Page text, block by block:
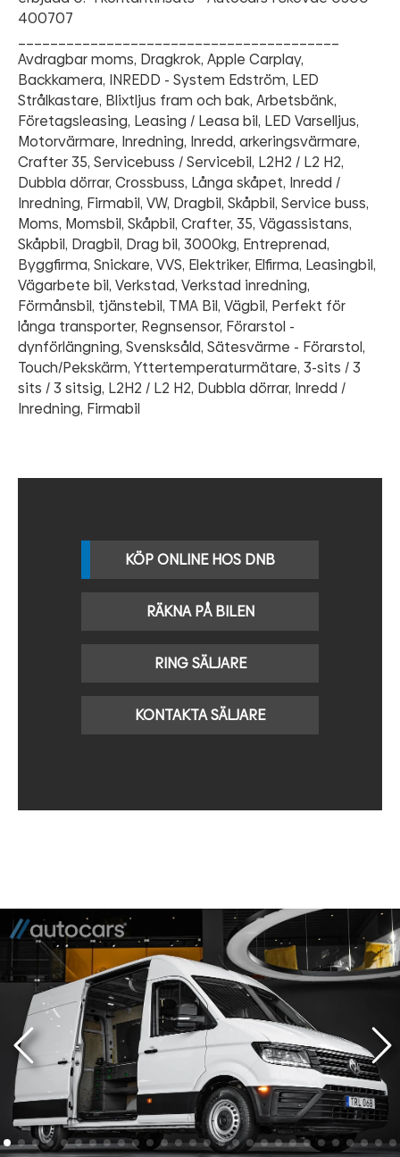
400707
________________________________________
Avdragbar moms, Dragkrok, Apple Carplay,
Backkamera, INREDD - System Edström, LED
Strålkastare, Blixtljus fram och bak, Arbetsbänk,
Företagsleasing, Leasing / Leasa bil, LED Varselljus,
Motorvärmare, Inredning, Inredd, arkeringsvärmare,
Crafter 35, Servicebuss / Servicebil, L2H2 / L2 H2,
Dubbla dörrar, Crossbuss, Långa skåpet, Inredd /
Inredning, Firmabil, VW, Dragbil, Skåpbil, Service buss,
Moms, Momsbil, Skåpbil, Crafter, 35, Vägassistans,
Skåpbil, Dragbil, Drag bil, 3000kg, Entreprenad,
Byggfirma, Snickare, VVS, Elektriker, Elfirma, Leasingbil,
Vägarbete bil, Verkstad, Verkstad inredning,
Förmånsbil, tjänstebil, TMA Bil, Vägbil, Perfekt för
långa transporter, Regnsensor, Förarstol -
dynförlängning, Svensksåld, Sätesvärme - Förarstol,
Touch/Pekskärm, Yttertemperaturmätare, 3-sits / 3
sits / 3 sitsig, L2H2 / L2 H2, Dubbla dörrar, Inredd /
Inredning, Firmabil
KÖP ONLINE HOS DNB
RÄKNA PÅ BILEN
RING SÄLJARE
KONTAKTA SÄLJARE